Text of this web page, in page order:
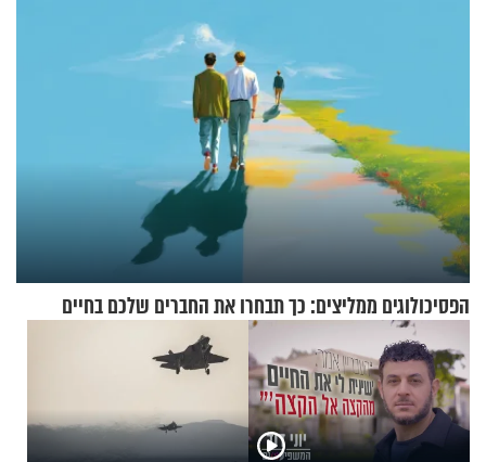
הפסיכולוגים ממליצים: כך תבחרו את החברים שלכם בחיים